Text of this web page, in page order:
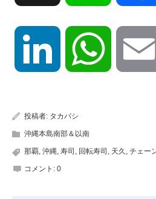
LinkedIn WhatsApp
投稿者: タカバシ
沖縄本島南部＆以南
那覇, 沖縄, 寿司 , 回転寿司 , 天久 , チェー
コメント: 0